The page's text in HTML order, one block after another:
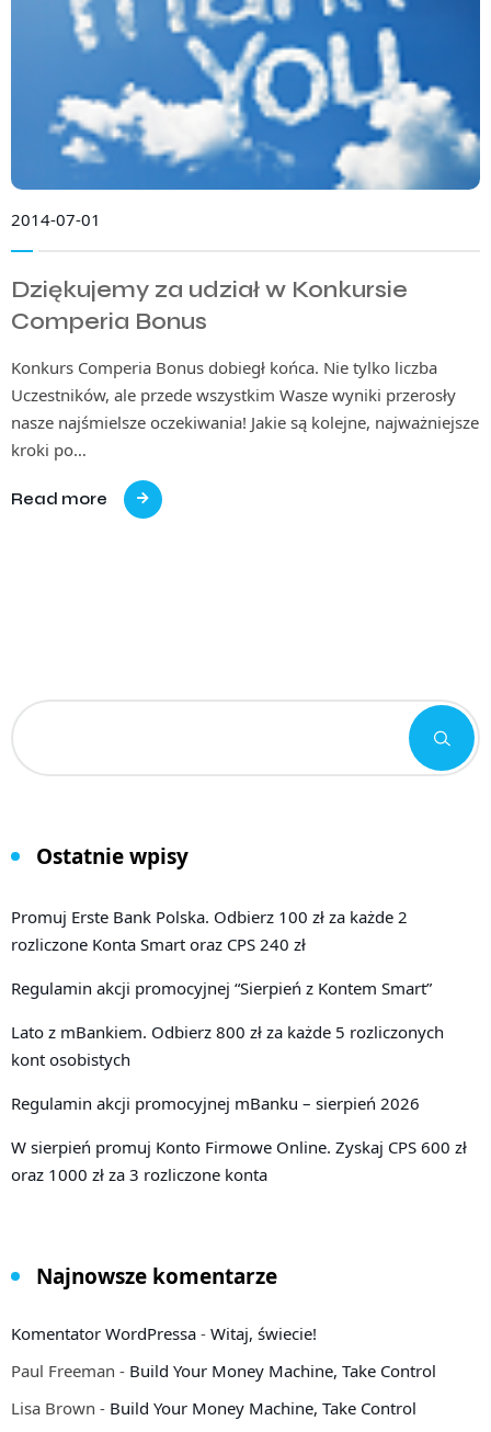
2014-07-01
Dziękujemy za udział w Konkursie
Comperia Bonus
Konkurs Comperia Bonus dobiegł końca. Nie tylko liczba
Uczestników, ale przede wszystkim Wasze wyniki przerosły
nasze najśmielsze oczekiwania! Jakie są kolejne, najważniejsze
kroki po…
Read more
Ostatnie wpisy
Promuj Erste Bank Polska. Odbierz 100 zł za każde 2
rozliczone Konta Smart oraz CPS 240 zł
Regulamin akcji promocyjnej “Sierpień z Kontem Smart”
Lato z mBankiem. Odbierz 800 zł za każde 5 rozliczonych
kont osobistych
Regulamin akcji promocyjnej mBanku – sierpień 2026
W sierpień promuj Konto Firmowe Online. Zyskaj CPS 600 zł
oraz 1000 zł za 3 rozliczone konta
Najnowsze komentarze
Komentator WordPressa - Witaj, świecie!
Paul Freeman - Build Your Money Machine, Take Control
Lisa Brown - Build Your Money Machine, Take Control